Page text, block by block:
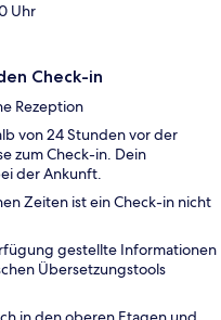
Uhr
Check-in
Rezeption
von 24 Stunden vor der
zum Check-in. Dein
der Ankunft.
Zeiten ist ein Check-in nicht
gestellte Informationen
Übersetzungstools